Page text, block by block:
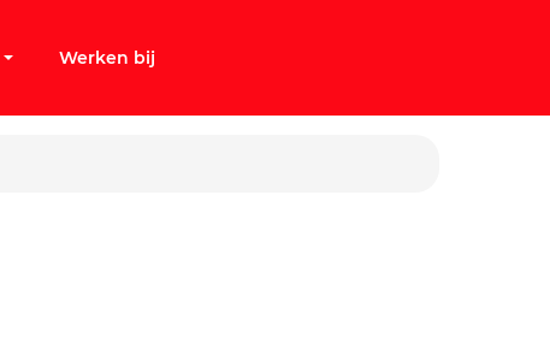
Werken bij